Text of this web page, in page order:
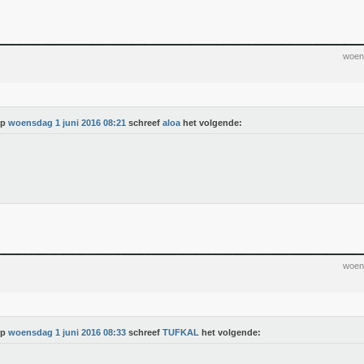
woensdag 1 juni 2016 08:21 schreef aloa het volgende:
woensdag 1 juni 2016 08:33 schreef TUFKAL het volgende: